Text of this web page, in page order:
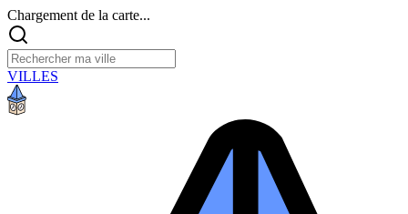
Chargement de la carte...
VILLES